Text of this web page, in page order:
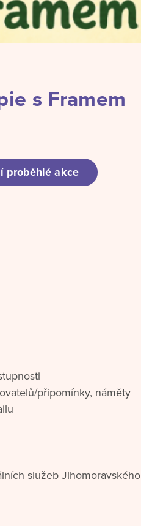
s Framem
proběhlé akce
připomínky, náměty
služeb Jihomoravského